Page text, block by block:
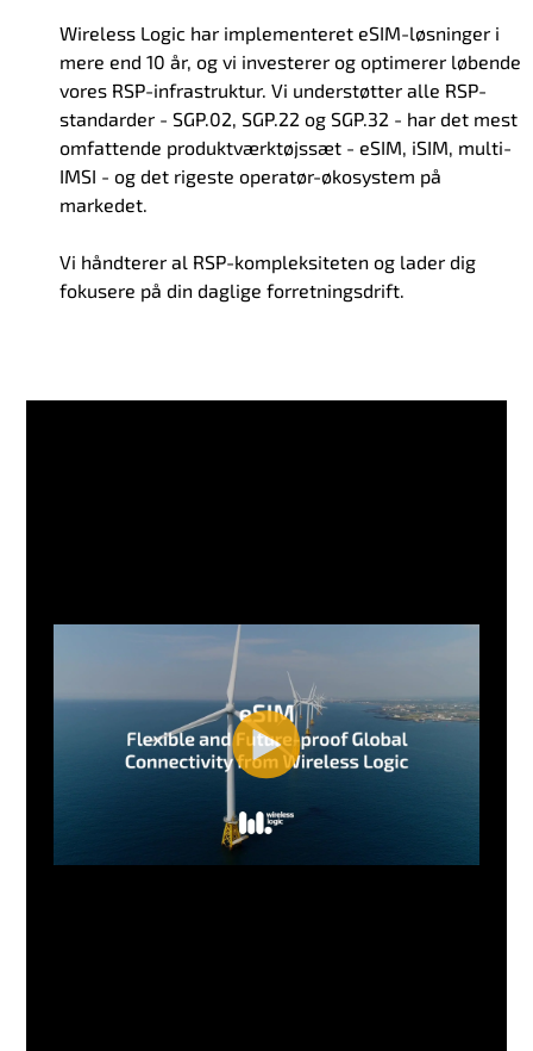
Wireless Logic har implementeret eSIM-løsninger i
mere end 10 år, og vi investerer og optimerer løbende
vores RSP-infrastruktur. Vi understøtter alle RSP-
standarder - SGP.02, SGP.22 og SGP.32 - har det mest
omfattende produktværktøjssæt - eSIM, iSIM, multi-
IMSI - og det rigeste operatør-økosystem på
markedet.
Vi håndterer al RSP-kompleksiteten og lader dig
fokusere på din daglige forretningsdrift.